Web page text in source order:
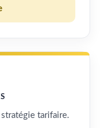
tarifaire.